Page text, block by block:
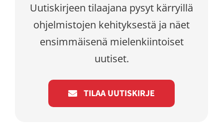
Uutiskirjeen tilaajana pysyt kärryillä
ohjelmistojen kehityksestä ja näet
ensimmäisenä mielenkiintoiset
uutiset.
TILAA UUTISKIRJE